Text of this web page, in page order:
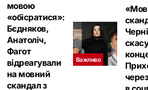
Важливо
мовою
«обісратися‎»:
Бєдняков,
Анатоліч,
Фагот
відреагували
на мовний
скандал з